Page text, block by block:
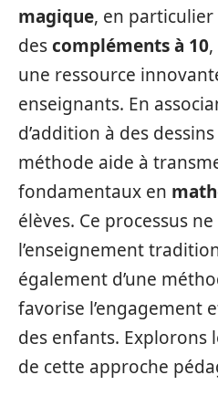
magique, en
descompléments à 10
une ressource
enseignants. En
d’addition à des
méthode aide à
fondamentaux en
élèves. Ce processus
l’enseignement
également d’une
favorise l’engagement
des enfants. Explorons
de cette approche